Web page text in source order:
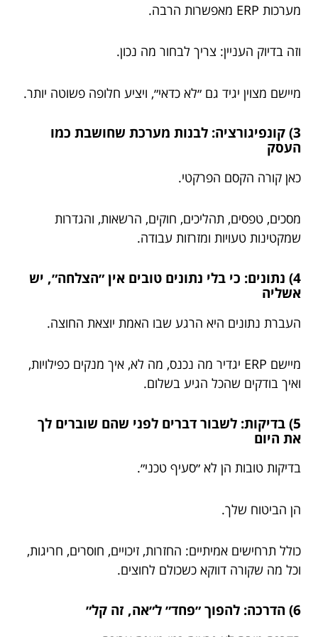
מערכות ERP מאפשרות הרבה.
וזה בדיוק העניין: צריך לבחור מה נכון.
מיישם מצוין יגיד גם ״לא כדאי״, ויציע חלופה פשוטה יותר.
3) קונפיגורציה: לבנות מערכת שחושבת כמו
העסק
כאן קורה הקסם הפרקטי.
מסכים, טפסים, תהליכים, חוקים, הרשאות, והגדרות
שמקטינות טעויות ומזרזות עבודה.
4) נתונים: כי בלי נתונים טובים אין ״הצלחה״, יש
אשליה
העברת נתונים היא הרגע שבו האמת יוצאת החוצה.
מיישם ERP יגדיר מה נכנס, מה לא, איך מנקים כפילויות,
ואיך בודקים שהכל הגיע בשלום.
5) בדיקות: לשבור דברים לפני שהם שוברים לך
את היום
בדיקות טובות הן לא ״סעיף טכני״.
הן הביטוח שלך.
כולל תרחישים אמיתיים: החזרות, זיכויים, חוסרים, חריגות,
וכל מה שקורה דווקא כשכולם לחוצים.
6) הדרכה: להפוך ״פחד״ ל״אה, זה קל״